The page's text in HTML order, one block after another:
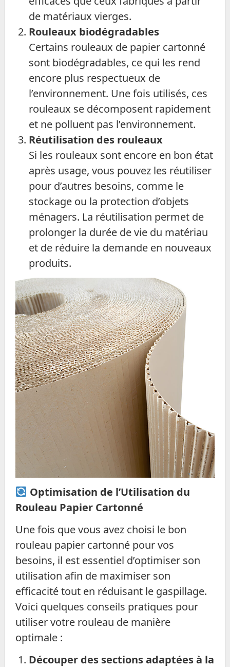
de matériaux vierges.
Rouleaux biodégradables
Certains rouleaux de papier cartonné
sont biodégradables, ce qui les rend
encore plus respectueux de
l’environnement. Une fois utilisés, ces
rouleaux se décomposent rapidement
et ne polluent pas l’environnement.
Réutilisation des rouleaux
Si les rouleaux sont encore en bon état
après usage, vous pouvez les réutiliser
pour d’autres besoins, comme le
stockage ou la protection d’objets
ménagers. La réutilisation permet de
prolonger la durée de vie du matériau
et de réduire la demande en nouveaux
produits.
Optimisation de l’Utilisation du
Rouleau Papier Cartonné
Une fois que vous avez choisi le bon
rouleau papier cartonné pour vos
besoins, il est essentiel d’optimiser son
utilisation afin de maximiser son
efficacité tout en réduisant le gaspillage.
Voici quelques conseils pratiques pour
utiliser votre rouleau de manière
optimale :
Découper des sections adaptées à la